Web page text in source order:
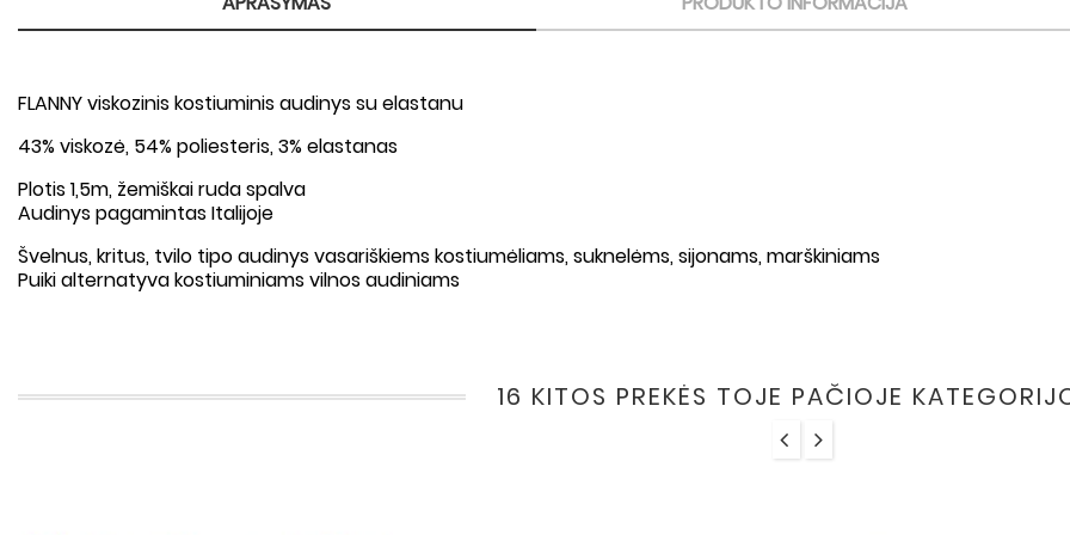
FLANNY viskozinis kostiuminis audinys su elastanu
43% viskozė, 54% poliesteris, 3% elastanas
Plotis 1,5m, žemiškai ruda spalva
Audinys pagamintas Italijoje
Švelnus, kritus, tvilo tipo audinys vasariškiems kostiumėliams, suknelėms, sijonams, marškiniams
Puiki alternatyva kostiuminiams vilnos audiniams
16 KITOS PREKĖS TOJE PAČIOJE